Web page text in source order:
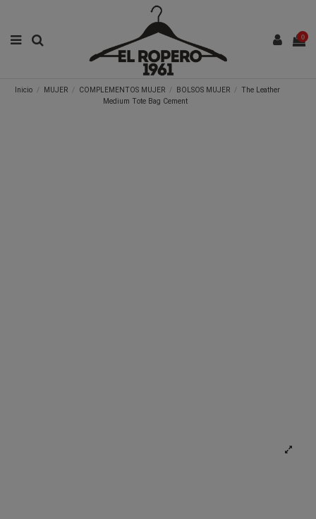
0
Inicio MUJER COMPLEMENTOS MUJER BOLSOS MUJER
The Leather
Medium Tote Bag Cement